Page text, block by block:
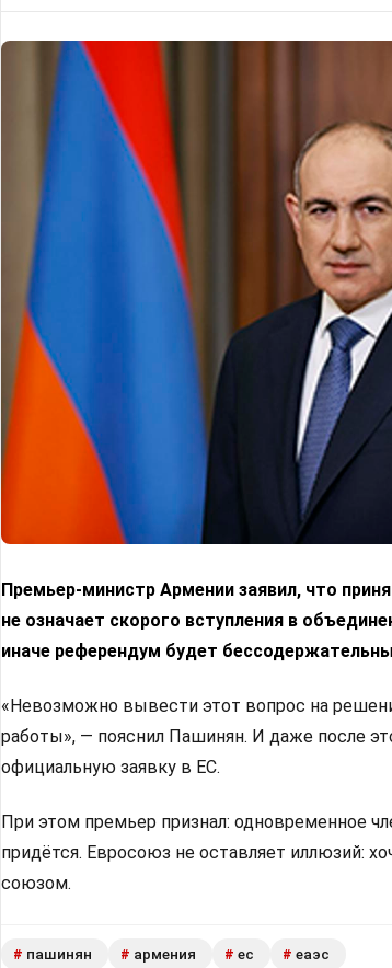
Премьер-министр Армении заявил, что
не означает скорого вступления в
иначе референдум будет
«Невозможно вывести этот вопрос на
работы», — пояснил Пашинян. И даже после
официальную заявку в ЕС.
При этом премьер признал: одновременное
придётся. Евросоюз не оставляет иллюзий:
союзом.
# пашинян # армения # ес # еаэс